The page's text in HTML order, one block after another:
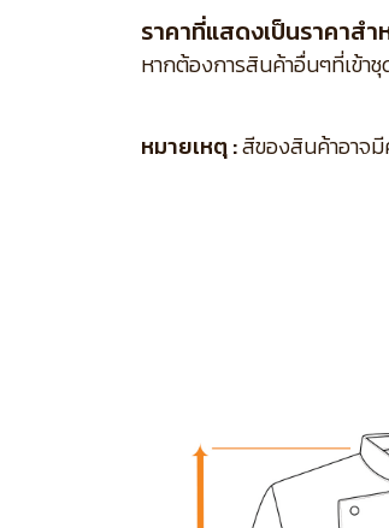
ราคาที่แสดงเป็นราคาสำ
หากต้องการสินค้าอื่นๆที่เข้า
หมายเหตุ :สีของสินค้าอาจ